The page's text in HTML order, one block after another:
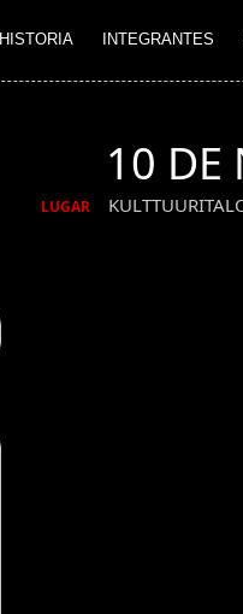
HISTORIA INTEGRANTES
10 DE
LUGAR